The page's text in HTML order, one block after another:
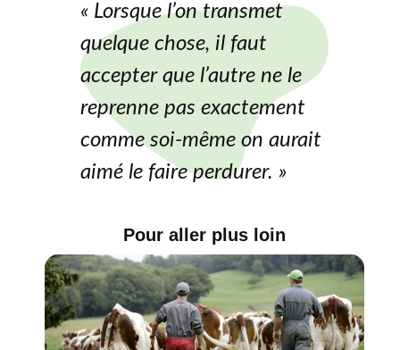
« Lorsque l’on transmet
quelque chose, il faut
accepter que l’autre ne le
reprenne pas exactement
comme soi-même on aurait
aimé le faire perdurer. »
Pour aller plus loin